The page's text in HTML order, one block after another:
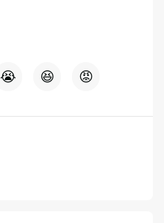
😭 😆 😡